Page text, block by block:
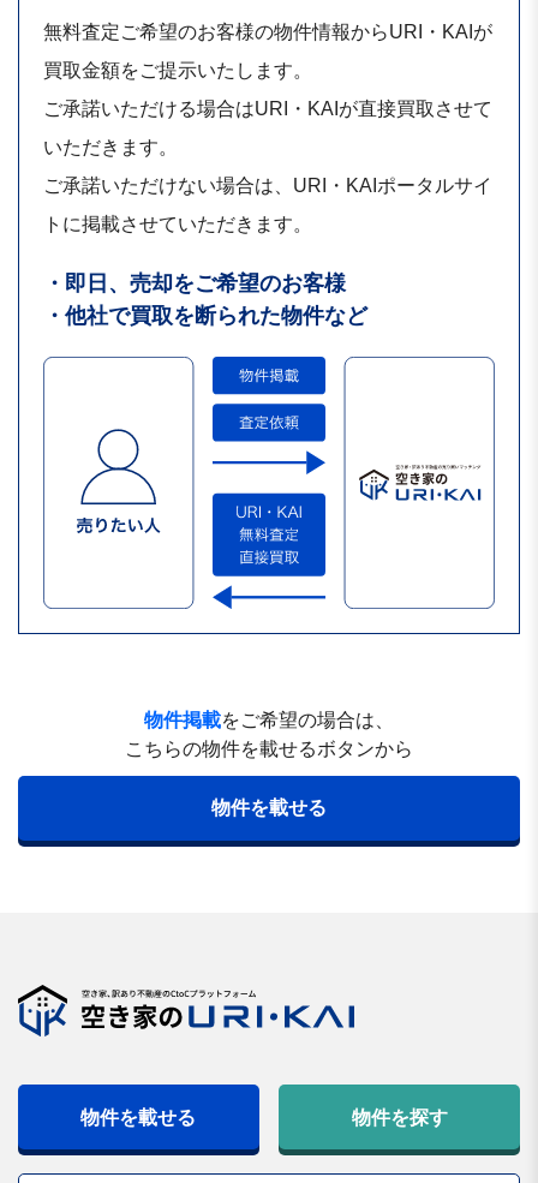
無料査定ご希望のお客様の物件情報からURI・KAIが
買取金額をご提示いたします。
ご承諾いただける場合はURI・KAIが直接買取させて
いただきます。
ご承諾いただけない場合は、URI・KAIポータルサイ
トに掲載させていただきます。
・即日、売却をご希望のお客様
・他社で買取を断られた物件など
物件掲載をご希望の場合は、
こちらの物件を載せるボタンから
物件を載せる
物件を載せる 物件を探す